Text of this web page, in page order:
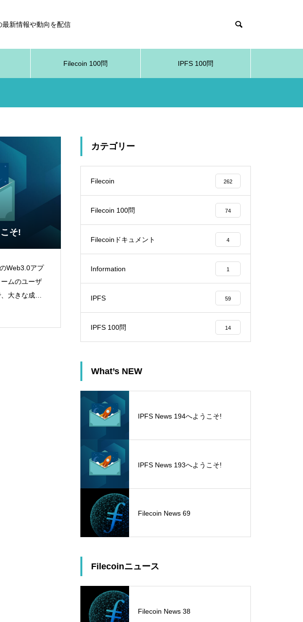
新情報や動向を配信
Filecoin 100問 IPFS 100問
そ!
Web3.0アプ
ムのユーザ
大きな成功
トレー
カテゴリー
Filecoin 262
Filecoin 100問 74
Filecoinドキュメント 4
Information 1
IPFS 59
IPFS 100問 14
What’s NEW
IPFS News 194へようこそ!
IPFS News 193へようこそ!
Filecoin News 69
Filecoinニュース
Filecoin News 38